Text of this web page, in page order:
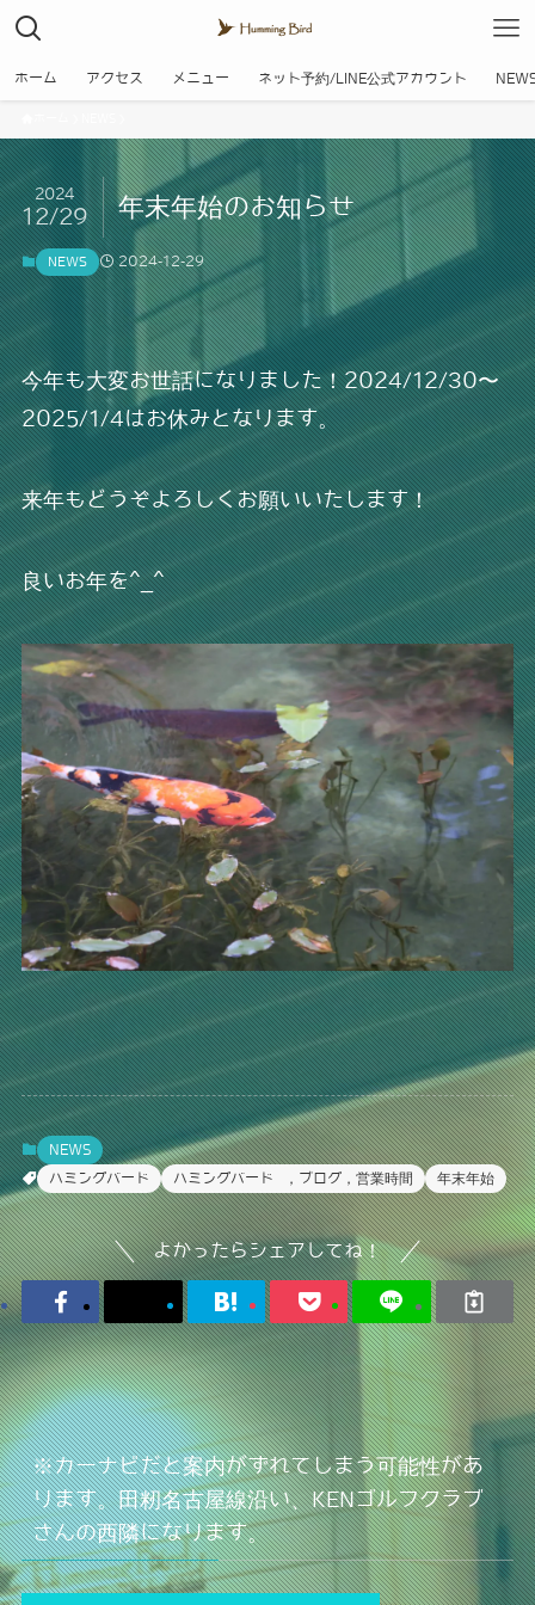
ホーム アクセス メニュー ネット予約/LINE公式アカウント
年末年始のお知らせ
2024
12/29
NEWS 2024-12-29
今年も大変お世話になりました！2024/12/30〜
2025/1/4はお休みとなります。
来年もどうぞよろしくお願いいたします！
良いお年を^_^
NEWS
ハミングバード
ハミングバード ，ブログ，営業時間 年末年始
よかったらシェアしてね！
※カーナビだと案内がずれてしまう可能性があ
ります。田籾名古屋線沿い、KENゴルフクラブ
さんの西隣になります。